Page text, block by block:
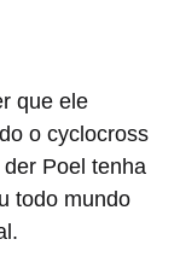
que ele
o cyclocross
Poel tenha
todo mundo